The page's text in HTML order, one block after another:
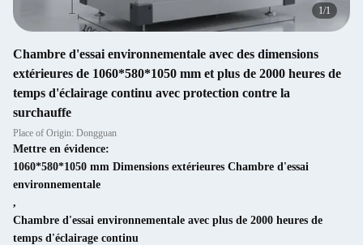
1/1
Chambre d'essai environnementale avec des dimensions
extérieures de 1060*580*1050 mm et plus de 2000 heures de
temps d'éclairage continu avec protection contre la
surchauffe
Place of Origin: Dongguan
Mettre en évidence:
1060*580*1050 mm Dimensions extérieures Chambre d'essai
environnementale
,
Chambre d'essai environnementale avec plus de 2000 heures de
temps d'éclairage continu